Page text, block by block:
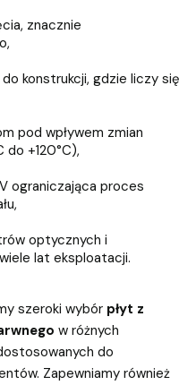
znacznie
konstrukcji, gdzie liczy się
pod wpływem zmian
+120°C),
ograniczająca proces
optycznych i
lat eksploatacji.
szeroki wybór płyt z
w różnych
do
Zapewniamy również